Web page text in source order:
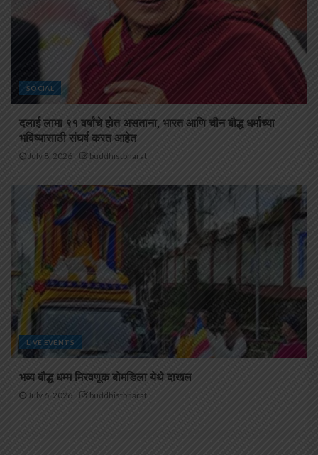
SOCIAL
दलाई लामा ९१ वर्षांचे होत असताना, भारत आणि चीन बौद्ध धर्माच्या
भविष्यासाठी संघर्ष करत आहेत
July 8, 2026 buddhistbharat
LIVE EVENTS
भव्य बौद्ध धम्म मिरवणूक बोमडिला येथे दाखल
July 6, 2026 buddhistbharat